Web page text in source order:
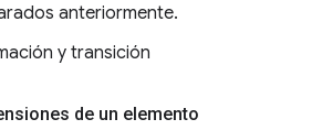
anteriormente.
y transición
de un elemento